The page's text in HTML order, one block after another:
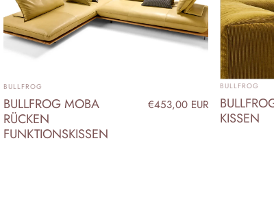
ANBIETER:
BULLFROG
BULLFROG MOBA
RÜCKEN
FUNKTIONSKISSEN
€453,00 EUR
ANBIETER:
BULLFROG
KISSEN